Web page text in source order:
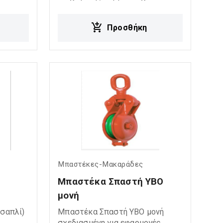
του συρματόσχοινου, ενώ το
λειτουργία και μειωμένες τριβές
κατά τη χρήση. Ιδανική για: Wire
rope applications Rigging systems
Εφαρμογές ανύψωσης και έλξης
Crane & hoisting systems
Βιομηχανικές και ναυτιλιακές
Προσθήκη
Μπαστέκες-Μακαράδες
Μπαστέκα Σπαστή YBO
μονή
Μπαστέκα Σπαστή YBO μονή